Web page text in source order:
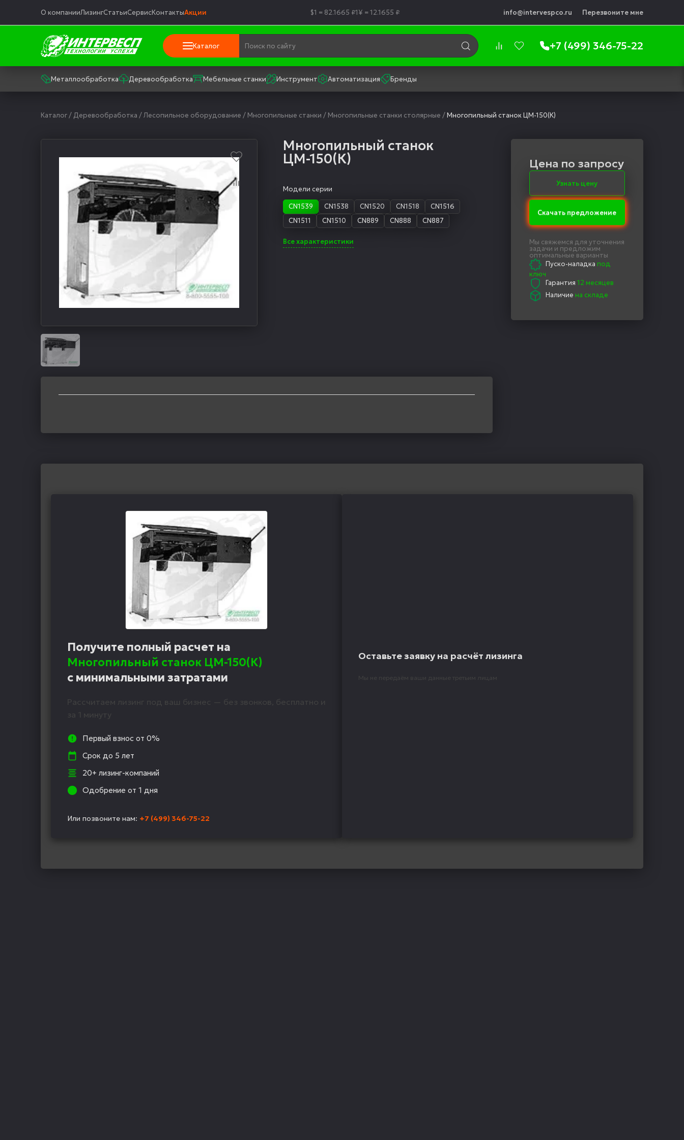
О компанииЛизингСтатьиСервисКонтактыАкции $1 = 82.1665 ₽1¥ = 12.1655 ₽ info@intervespco.ru Перезвоните мне
Каталог +7 (499) 346-75-22
Металлообработка Деревообработка Мебельные станки Инструмент Автоматизация Бренды
Каталог/ Деревообработка /Лесопильное оборудование / Многопильные станки / Многопильные станки столярные /Многопильный станок ЦМ-150(К)
Многопильный станок
ЦМ-150(К)
Модели серии
CN1539
CN1538 CN1520 CN1518
CN1516
CN1511
CN1510 CN889 CN888 CN887
Все характеристики
Цена по запросу
Узнать цену
Скачать предложение
Мы свяжемся для уточнения
задачи и предложим
оптимальные варианты
Пуско-наладка под
ключ
Гарантия 12 месяцев
Наличие на складе
Получите полный расчет на
Многопильный станок ЦМ-150(К)
с минимальными затратами
Рассчитаем лизинг под ваш бизнес — без звонков, бесплатно и
за 1 минуту
Первый взнос от 0%
Срок до 5 лет
20+ лизинг-компаний
Одобрение от 1 дня
Или позвоните нам: +7 (499) 346-75-22
Оставьте заявку на расчёт лизинга
Мы не передаём ваши данные третьим лицам